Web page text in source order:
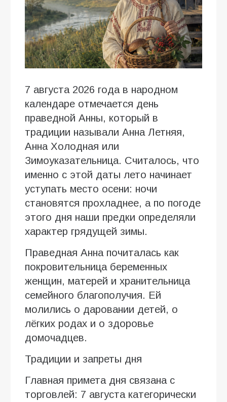
7 августа 2026 года в народном
календаре отмечается день
праведной Анны, который в
традиции называли Анна Летняя,
Анна Холодная или
Зимоуказательница. Считалось, что
именно с этой даты лето начинает
уступать место осени: ночи
становятся прохладнее, а по погоде
этого дня наши предки определяли
характер грядущей зимы.
Праведная Анна почиталась как
покровительница беременных
женщин, матерей и хранительница
семейного благополучия. Ей
молились о даровании детей, о
лёгких родах и о здоровье
домочадцев.
Традиции и запреты дня
Главная примета дня связана с
торговлей: 7 августа категорически